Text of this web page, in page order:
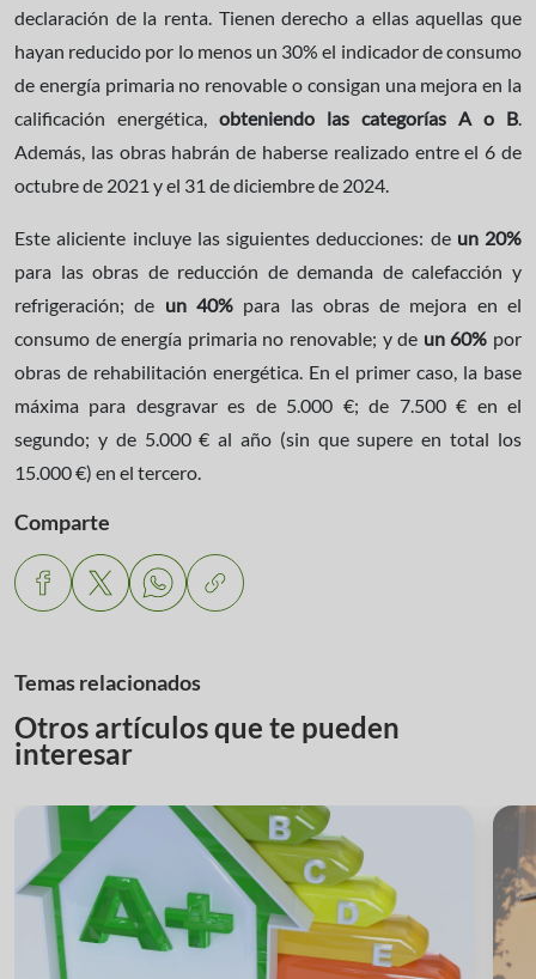
declaración de la renta. Tienen derecho a ellas aquellas que
hayan reducido por lo menos un 30% el indicador de consumo
de energía primaria no renovable o consigan una mejora en la
calificación energética, obteniendo las categorías A o B
Además, las obras habrán de haberse realizado entre el 6 de
octubre de 2021 y el 31 de diciembre de 2024.
Este aliciente incluye las siguientes deducciones: de un 20%
para las obras de reducción de demanda de calefacción y
refrigeración; de un 40%para las obras de mejora en el
consumo de energía primaria no renovable; y de un 60% por
obras de rehabilitación energética. En el primer caso, la base
máxima para desgravar es de 5.000 €; de 7.500 € en el
segundo; y de 5.000 € al año (sin que supere en total los
15.000 €) en el tercero.
Comparte
Temas relacionados
Otros artículos que te pueden
interesar